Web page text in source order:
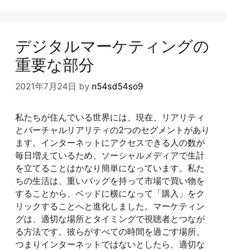
デジタルマーケティングの
重要な部分
2021年7月24日 by n54sd54so9
私たちが住んでいる世界には、現在、リアリティ
とバーチャルリアリティの2つのセグメントがあり
ます。インターネットにアクセスできる人の数が
毎日増えているため、ソーシャルメディアで生計
を立てることはかなり簡単になっています。私た
ちの生活は、重いバッグを持って市場で買い物を
することから、ベッドに横になって「購入」をク
リックすることへと進化しました。マーケティン
グは、適切な場所とタイミングで視聴者とつなが
る方法です。彼らがすべての時間を過ごす場所、
つまりインターネットではないとしたら、適切な